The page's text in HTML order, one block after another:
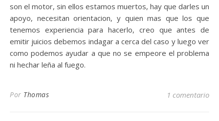
son el motor, sin ellos estamos muertos, hay que darles un
apoyo, necesitan orientacion, y quien mas que los que
tenemos experiencia para hacerlo, creo que antes de
emitir juicios debemos indagar a cerca del caso y luego ver
como podemos ayudar a que no se empeore el problema
ni hechar leña al fuego.
Por Thomas 1 comentario